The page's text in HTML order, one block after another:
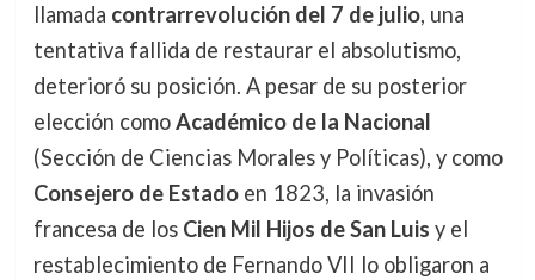
llamada contrarrevolución del 7 de julio, una
tentativa fallida de restaurar el absolutismo,
deterioró su posición. A pesar de su posterior
elección comoAcadémico de la Nacional
(Sección de Ciencias Morales y Políticas), y como
Consejero de Estadoen 1823, la invasión
francesa de los Cien Mil Hijos de San Luis y el
restablecimiento de Fernando VII lo obligaron a